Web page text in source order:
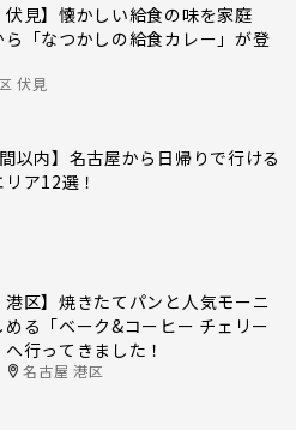
伏見】懐かしい給食の味を家庭
ら「なつかしの給食カレー」が登
伏見
以内】名古屋から日帰りで行ける
ア12選！
港区】焼きたてパンと人気モーニ
める「ベーク&コーヒー チェリー
行ってきました！
名古屋 港区